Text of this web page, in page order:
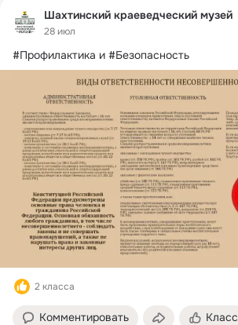
Шахтинский краеведческий музей
28 июл
#Профилактика и #Безопасность
2 класса
Комментировать Класс